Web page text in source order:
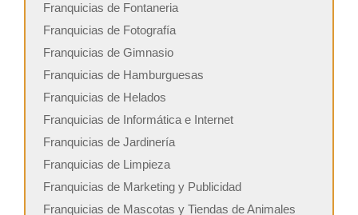
Franquicias de Fontaneria
Franquicias de Fotografía
Franquicias de Gimnasio
Franquicias de Hamburguesas
Franquicias de Helados
Franquicias de Informática e Internet
Franquicias de Jardinería
Franquicias de Limpieza
Franquicias de Marketing y Publicidad
Franquicias de Mascotas y Tiendas de Animales